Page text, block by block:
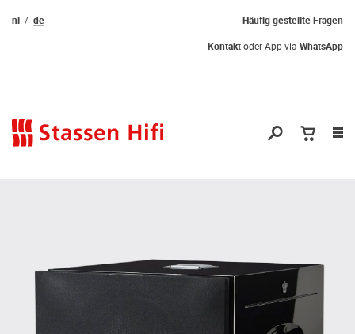
Häufig gestellte Fragen
nl
de
Kontaktoder App via WhatsApp